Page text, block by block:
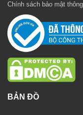
Chính sách bảo mật
BẢN ĐỒ